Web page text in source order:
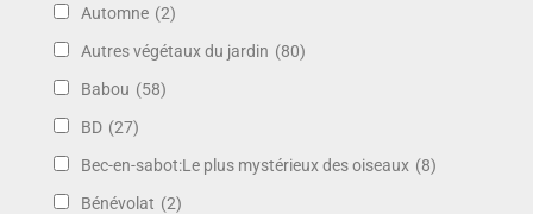
Automne (2)
Autres végétaux du jardin (80)
Babou (58)
BD (27)
Bec-en-sabot:Le plus mystérieux des oiseaux (8)
Bénévolat (2)